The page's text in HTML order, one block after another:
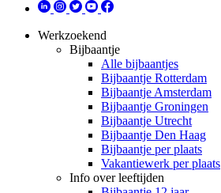
Werkzoekend
Bijbaantje
Alle bijbaantjes
Bijbaantje Rotterdam
Bijbaantje Amsterdam
Bijbaantje Groningen
Bijbaantje Utrecht
Bijbaantje Den Haag
Bijbaantje per plaats
Vakantiewerk per plaats
Info over leeftijden